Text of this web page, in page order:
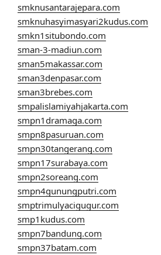
smknusantarajepara.com
smknuhasyimasyari2kudus.com
smkn1situbondo.com
sman-3-madiun.com
sman5makassar.com
sman3denpasar.com
sman3brebes.com
smpalislamiyahjakarta.com
smpn1dramaga.com
smpn8pasuruan.com
smpn30tangerang.com
smpn17surabaya.com
smpn2soreang.com
smpn4gunungputri.com
smptrimulyacigugur.com
smp1kudus.com
smpn7bandung.com
smpn37batam.com